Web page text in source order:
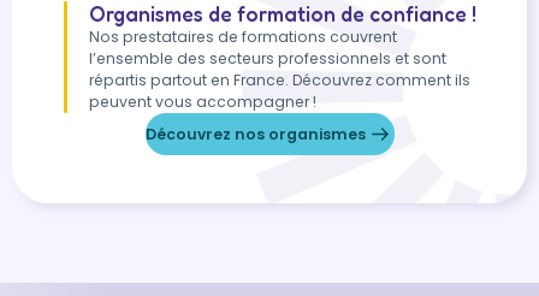
Organismes de formation de confiance !
Nos prestataires de formations couvrent
l’ensemble des secteurs professionnels et sont
répartis partout en France. Découvrez comment ils
peuvent vous accompagner !
Découvrez nos organismes